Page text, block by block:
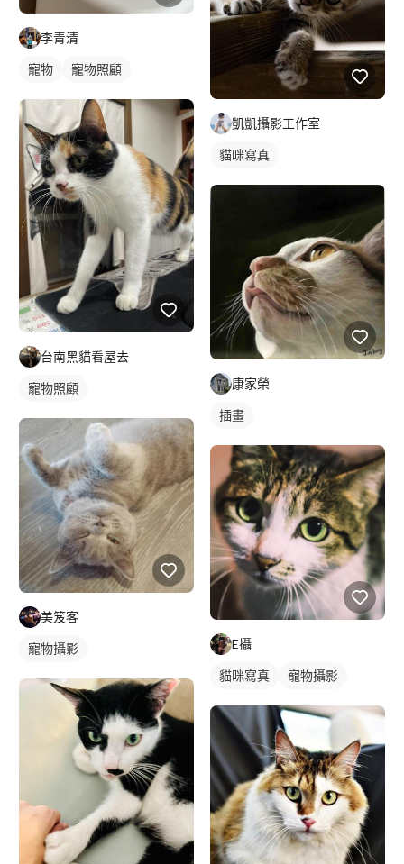
李青清
寵物 寵物照顧
台南黑貓看屋去
寵物照顧
美笈客
寵物攝影
凱凱攝影工作室
貓咪寫真
康家榮
插畫
E攝
貓咪寫真 寵物攝影